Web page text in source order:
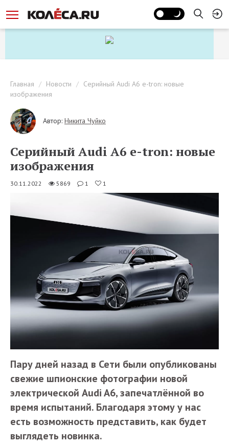
Главная Новости
Серийный Audi A6 e-tron: новые
изображения
Автор: Никита Чуйко
Серийный Audi A6 e-tron: новые
изображения
30.11.2022 5869 1 1
Пару дней назад в Сети были опубликованы
свежие шпионские фотографии новой
электрической Audi A6, запечатлённой во
время испытаний. Благодаря этому у нас
есть возможность представить, как будет
выглядеть новинка.